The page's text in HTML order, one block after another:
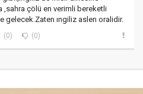
,sahra çölü en verimli bereketli
gelecek.Zaten ıngiliz aslen oralidir.
(0) (0)